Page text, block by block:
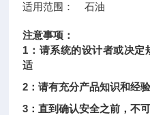
适用范围： 石油
注意事项：
1：请系统的设计者或决定
适
2：请有充分产品知识和经
3：直到确认安全之前，不